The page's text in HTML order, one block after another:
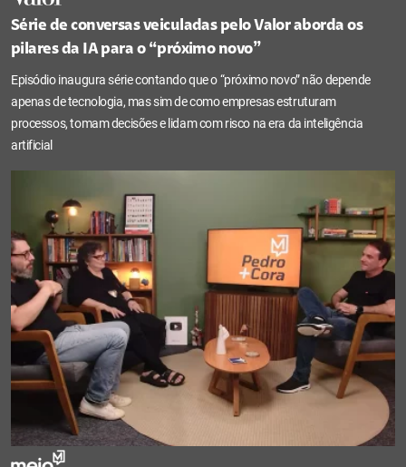
Série de conversas veiculadas pelo Valor aborda os
pilares da IA para o “próximo novo”
Episódio inaugura série contando que o “próximo novo” não depende
apenas de tecnologia, mas sim de como empresas estruturam
processos, tomam decisões e lidam com risco na era da inteligência
artificial